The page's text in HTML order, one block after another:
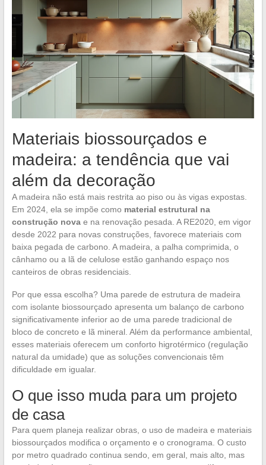
Materiais biossourçados e
madeira: a tendência que vai
além da decoração
A madeira não está mais restrita ao piso ou às vigas expostas.
Em 2024, ela se impõe como material estrutural na
construção novae na renovação pesada. A RE2020, em vigor
desde 2022 para novas construções, favorece materiais com
baixa pegada de carbono. A madeira, a palha comprimida, o
cânhamo ou a lã de celulose estão ganhando espaço nos
canteiros de obras residenciais.
Por que essa escolha? Uma parede de estrutura de madeira
com isolante biossourçado apresenta um balanço de carbono
significativamente inferior ao de uma parede tradicional de
bloco de concreto e lã mineral. Além da performance ambiental,
esses materiais oferecem um conforto higrotérmico (regulação
natural da umidade) que as soluções convencionais têm
dificuldade em igualar.
O que isso muda para um projeto
de casa
Para quem planeja realizar obras, o uso de madeira e materiais
biossourçados modifica o orçamento e o cronograma. O custo
por metro quadrado continua sendo, em geral, mais alto, mas